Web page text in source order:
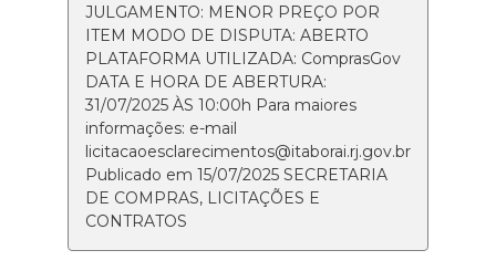
JULGAMENTO: MENOR PREÇO POR
ITEM MODO DE DISPUTA: ABERTO
PLATAFORMA UTILIZADA: ComprasGov
DATA E HORA DE ABERTURA:
31/07/2025 ÀS 10:00h Para maiores
informações: e-mail
licitacaoesclarecimentos@itaborai.rj.gov.br
Publicado em 15/07/2025 SECRETARIA
DE COMPRAS, LICITAÇÕES E
CONTRATOS